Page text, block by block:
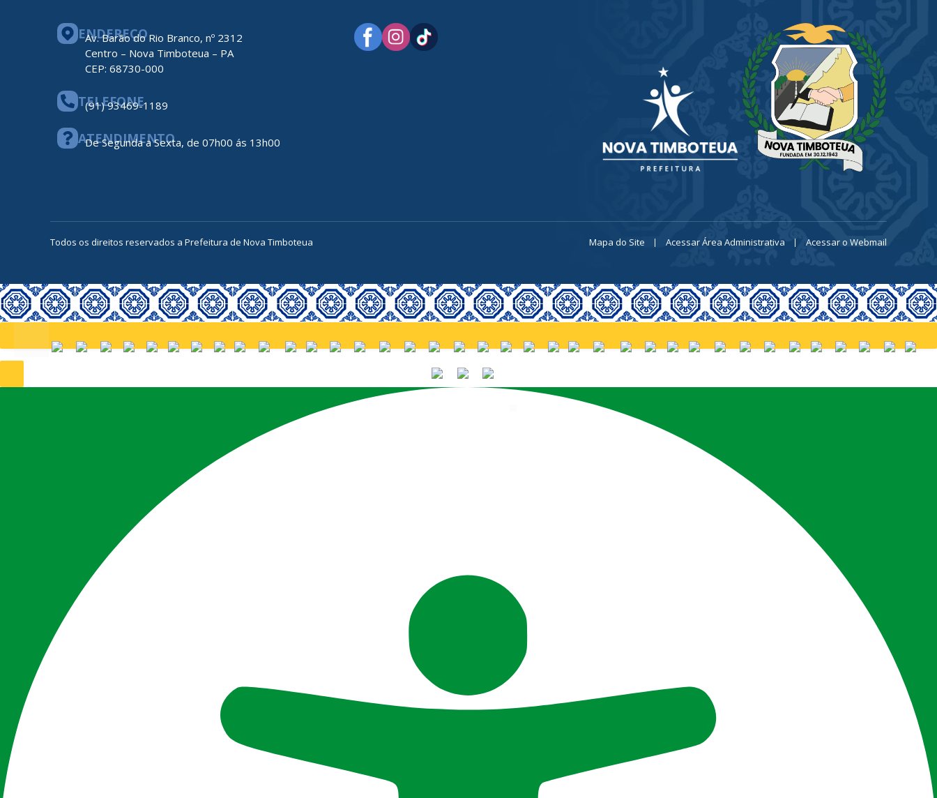
ENDEREÇO
Av. Barão do Rio Branco, nº 2312
Centro – Nova Timboteua – PA
CEP: 68730-000
TELEFONE
(91) 93469-1189
ATENDIMENTO
De Segunda a Sexta, de 07h00 ás 13h00
Todos os direitos reservados a Prefeitura de Nova Timboteua Mapa do Site Acessar Área Administrativa Acessar o Webmail